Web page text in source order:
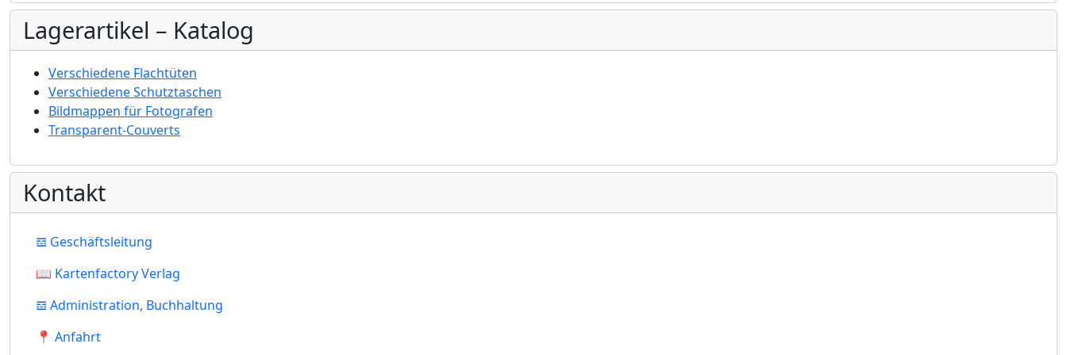
Lagerartikel – Katalog
Verschiedene Flachtüten
Verschiedene Schutztaschen
Bildmappen für Fotografen
Transparent-Couverts
Kontakt
𝌕 Geschäftsleitung
📖 Kartenfactory Verlag
𝌕 Administration, Buchhaltung
📍 Anfahrt